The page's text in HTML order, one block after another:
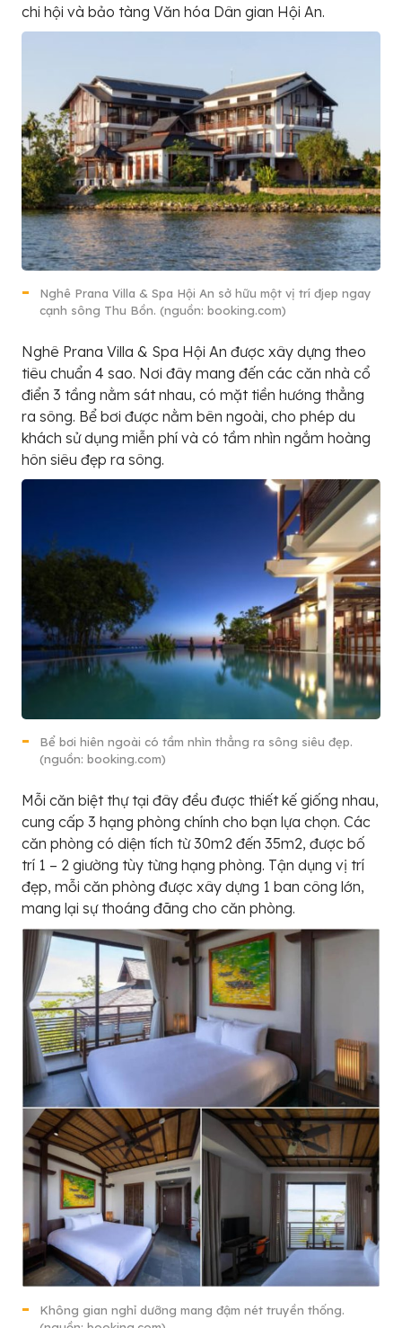
chi hội và bảo tàng Văn hóa Dân gian Hội An.
Nghê Prana Villa & Spa Hội An sở hữu một vị trí đjep ngay
cạnh sông Thu Bồn. (nguồn: booking.com)
Nghê Prana Villa & Spa Hội An được xây dựng theo
tiêu chuẩn 4 sao. Nơi đây mang đến các căn nhà cổ
điển 3 tầng nằm sát nhau, có mặt tiền hướng thẳng
ra sông. Bể bơi được nằm bên ngoài, cho phép du
khách sử dụng miễn phí và có tầm nhìn ngắm hoàng
hôn siêu đẹp ra sông.
Bể bơi hiên ngoài có tầm nhìn thẳng ra sông siêu đẹp.
(nguồn: booking.com)
Mỗi căn biệt thự tại đây đều được thiết kế giống nhau,
cung cấp 3 hạng phòng chính cho bạn lựa chọn. Các
căn phòng có diện tích từ 30m2 đến 35m2, được bố
trí 1 – 2 giường tùy từng hạng phòng. Tận dụng vị trí
đẹp, mỗi căn phòng được xây dựng 1 ban công lớn,
mang lại sự thoáng đãng cho căn phòng.
Không gian nghỉ dưỡng mang đậm nét truyền thống.